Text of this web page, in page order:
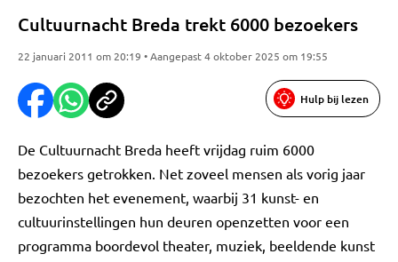
Cultuurnacht Breda trekt 6000 bezoekers
22 januari 2011 om 20:19 • Aangepast 4 oktober 2025 om 19:55
Hulp bij lezen
De Cultuurnacht Breda heeft vrijdag ruim 6000
bezoekers getrokken. Net zoveel mensen als vorig jaar
bezochten het evenement, waarbij 31 kunst- en
cultuurinstellingen hun deuren openzetten voor een
programma boordevol theater, muziek, beeldende kunst